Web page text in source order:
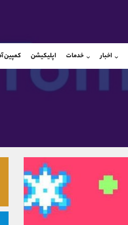
اخبار خدمات اپلیکیشن کمپین